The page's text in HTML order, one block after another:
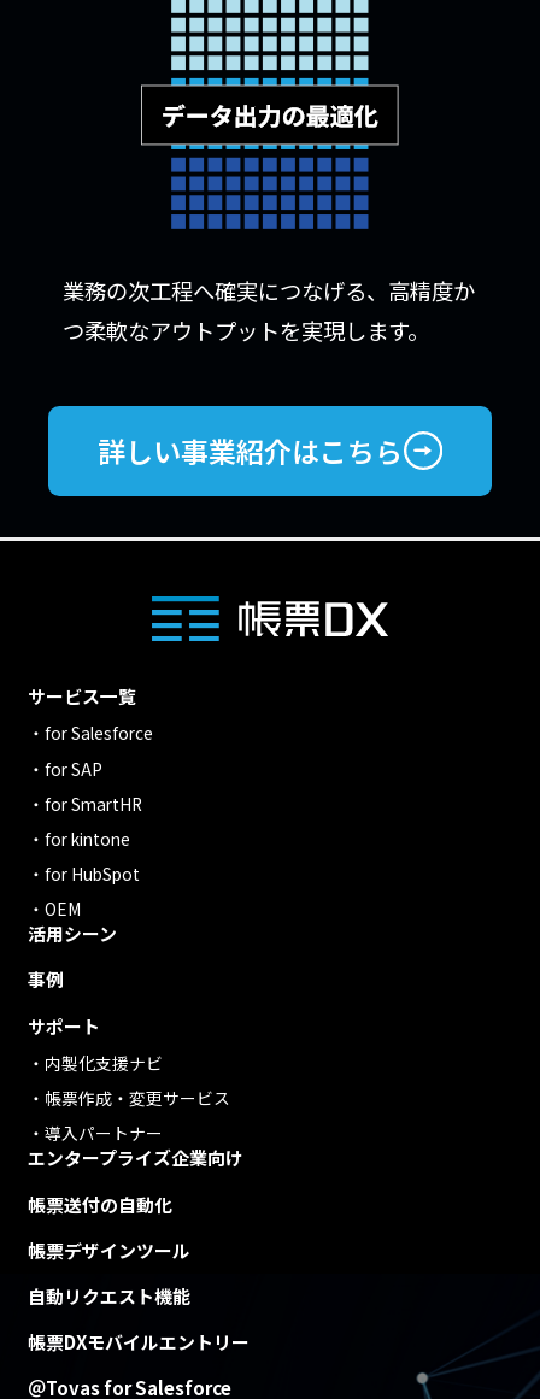
業務の次工程へ確実につなげる、高精度か
つ柔軟なアウトプットを実現します。
詳しい事業紹介はこちら
サービス一覧
for Salesforce
for SAP
for SmartHR
for kintone
for HubSpot
OEM
活用シーン
事例
サポート
内製化支援ナビ
帳票作成・変更サービス
導入パートナー
エンタープライズ企業向け
帳票送付の自動化
帳票デザインツール
自動リクエスト機能
帳票DXモバイルエントリー
＠Tovas for Salesforce